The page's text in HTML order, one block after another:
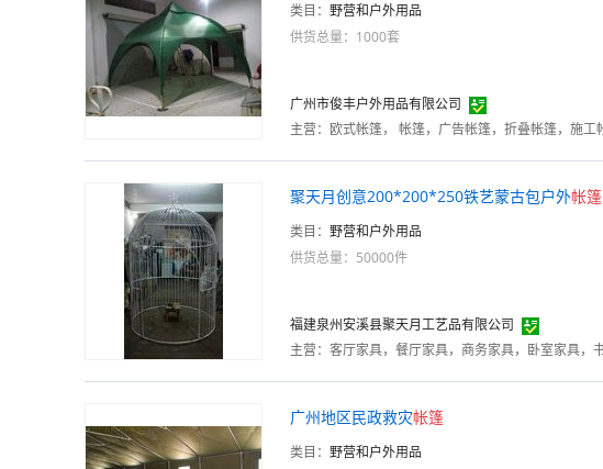
类目： 野营和户外用品
供货总量：1000套
广州市俊丰户外用品有限公司
主营：
聚天月创意200*200*250铁艺蒙古包户外帐篷
类目： 野营和户外用品
供货总量：50000件
福建泉州安溪县聚天月工艺品有限公司
主营：
广州地区民政救灾帐篷
类目： 野营和户外用品